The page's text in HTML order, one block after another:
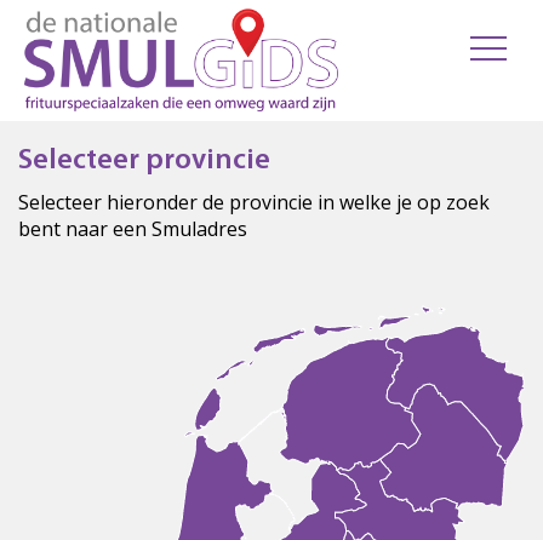
Selecteer provincie
Selecteer hieronder de provincie in welke je op zoek
bent naar een Smuladres